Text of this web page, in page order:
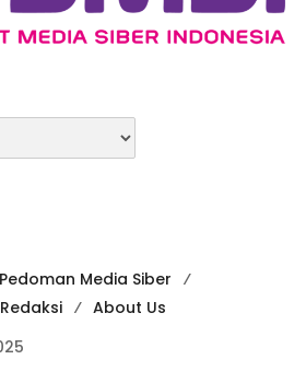
Pedoman Media Siber
About Us